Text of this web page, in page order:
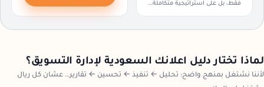
فقط، بل على استراتيجية متكاملة…
لماذا تختار دليل اعلانك السعودية لإدارة التسويق؟
لأننا نشتغل بمنهج واضح: تحليل ← تنفيذ ← تحسين ← تقارير… عشان كل ريال